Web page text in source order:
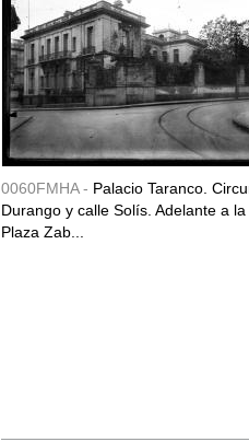
0060FMHA - Palacio Taranco.
Durango y calle Solís. Adelante a
Plaza Zab...